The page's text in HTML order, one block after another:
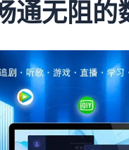
通无阻的